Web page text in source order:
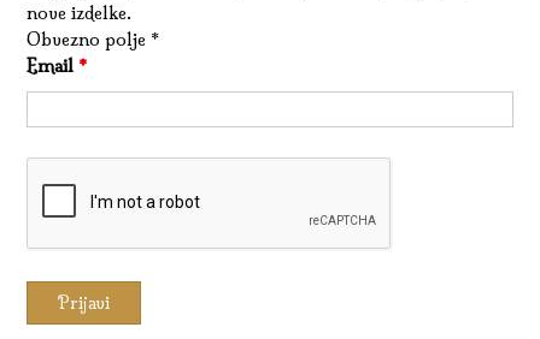
nove izdelke.
Obvezno polje *
Email *